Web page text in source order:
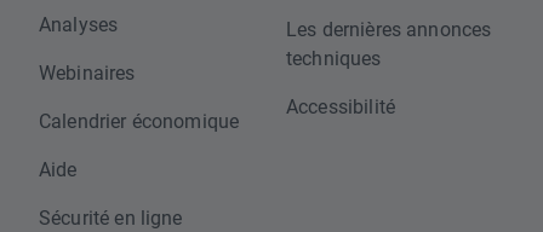
Analyses
Webinaires
Calendrier économique
Aide
Sécurité en ligne
Les dernières annonces
techniques
Accessibilité